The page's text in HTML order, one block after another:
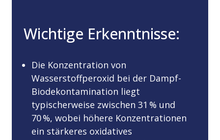
Wichtige Erkenntnisse:
Die Konzentration von
Wasserstoffperoxid bei der Dampf-
Biodekontamination liegt
typischerweise zwischen 31 % und
70 %, wobei höhere Konzentrationen
ein stärkeres oxidatives